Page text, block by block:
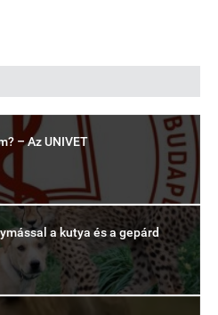
– Az UNIVET
a kutya és a gepárd